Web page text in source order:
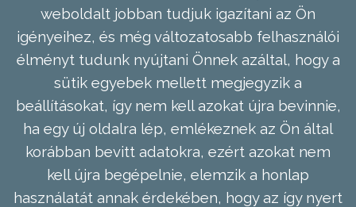
weboldalt jobban tudjuk igazítani az Ön
igényeihez, és még változatosabb felhasználói
élményt tudunk nyújtani Önnek azáltal, hogy a
sütik egyebek mellett megjegyzik a
beállításokat, így nem kell azokat újra bevinnie,
ha egy új oldalra lép, emlékeznek az Ön által
korábban bevitt adatokra, ezért azokat nem
kell újra begépelnie, elemzik a honlap
használatát annak érdekében, hogy az így nyert